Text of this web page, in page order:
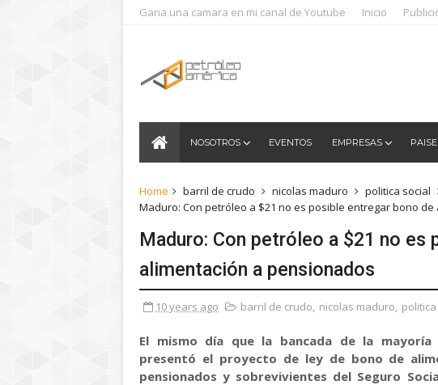
Gana una camara en mi canal de Youtube Inicio
NOSOTROS EVENTOS EMPRESAS
Home barril de crudo nicolas maduro politica social
Maduro: Con petróleo a $21 no es posible entregar bono
Maduro: Con petróleo a $21 no es
alimentación a pensionados
10 years ago barril de crudo, nicolas maduro,
El mismo día que la bancada de la
presentó el proyecto de ley de bono de
pensionados y sobrevivientes del Seguro